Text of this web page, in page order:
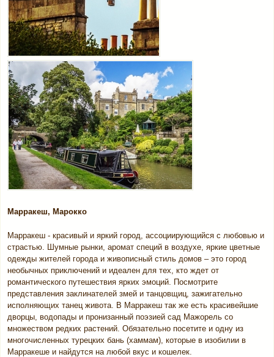
Марракеш, Марокко
Марракеш - красивый и яркий город, ассоциирующийся с любовью и
страстью. Шумные рынки, аромат специй в воздухе, яркие цветные
одежды жителей города и живописный стиль домов – это город
необычных приключений и идеален для тех, кто ждет от
романтического путешествия ярких эмоций. Посмотрите
представления заклинателей змей и танцовщиц, зажигательно
исполняющих танец живота. В Марракеш так же есть красивейшие
дворцы, водопады и пронизанный поэзией сад Мажорель со
множеством редких растений. Обязательно посетите и одну из
многочисленных турецких бань (хаммам), которые в изобилии в
Марракеше и найдутся на любой вкус и кошелек.